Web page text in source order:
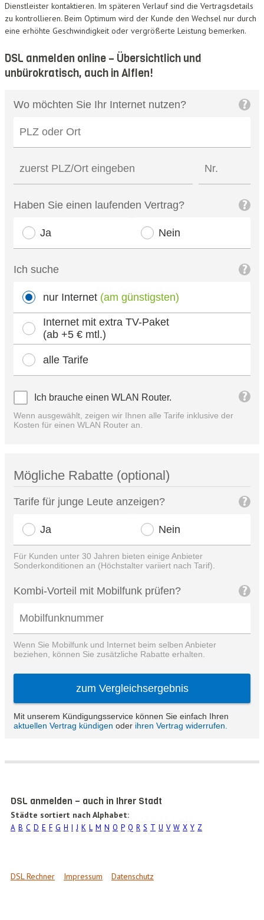
Dienstleister kontaktieren. Im späteren Verlauf sind die Vertragsdetails
zu kontrollieren. Beim Optimum wird der Kunde den Wechsel nur durch
eine erhöhte Geschwindigkeit oder vergrößerte Leistung bemerken.
DSL anmelden online – Übersichtlich und
unbürokratisch, auch in Alflen!
DSL anmelden – auch in Ihrer Stadt
Städte sortiert nach Alphabet:
A B C D E F G H I J K L M N O P Q R S T U V W X Y Z
DSL Rechner Impressum Datenschutz